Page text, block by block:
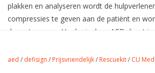
plakken en analyseren wordt de
compressies te geven aan de patiënt en
de metronoom. Verder is deze AED direct in
bespaard bij een noodgeval.
aed / defisign / Prijsvriendelijk/ Rescuekit/ CU